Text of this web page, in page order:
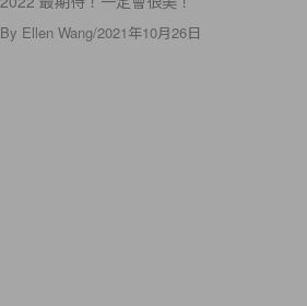
By Ellen Wang/2021年10月26日